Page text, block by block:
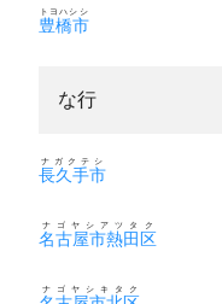
豊橋市
トヨハシシ
な行
長久手市
ナガクテシ
名古屋市熱田区
ナゴヤシアツタク
ナゴヤシキタク